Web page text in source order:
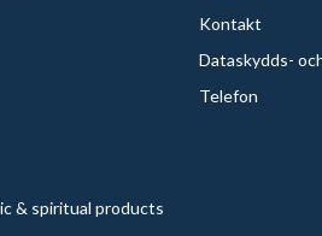
Kontakt
Dataskydds-
Telefon
& spiritual products